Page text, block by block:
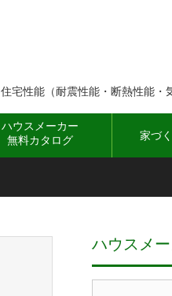
宅性能（耐震性能・断熱性能・
ハウスメーカー
無料カタログ
家づ
ハウスメ